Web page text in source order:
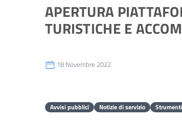
APERTURA
TURISTICHE E
18 Novembre 2022
Avvisi pubblici Notizie di servizio